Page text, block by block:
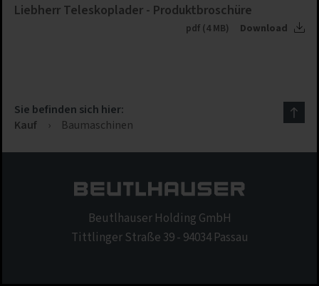
Liebherr Teleskoplader - Produktbroschüre
pdf (4 MB) Download
Sie befinden sich hier:
Kauf
› Baumaschinen
Beutlhauser Holding GmbH
Tittlinger Straße 39 - 94034 Passau